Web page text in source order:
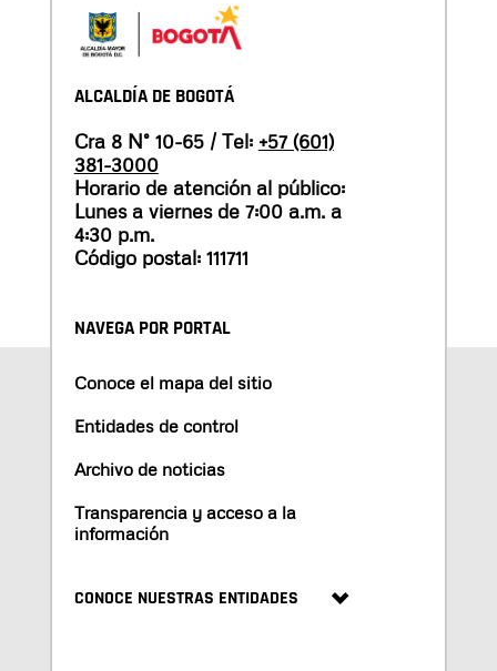
ALCALDÍA DE BOGOTÁ
Cra 8 N° 10-65 / Tel: +57 (601)
381-3000
Horario de atención al público:
Lunes a viernes de 7:00 a.m. a
4:30 p.m.
Código postal: 111711
NAVEGA POR PORTAL
Conoce el mapa del sitio
Entidades de control
Archivo de noticias
Transparencia y acceso a la
información
CONOCE NUESTRAS ENTIDADES